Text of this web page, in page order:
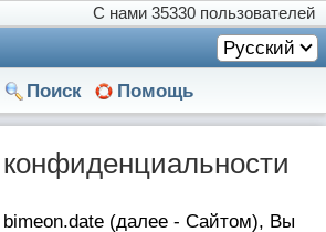
С нами 35330 пользователей
Русский
Поиск Помощь
(далее - Сайтом), Вы